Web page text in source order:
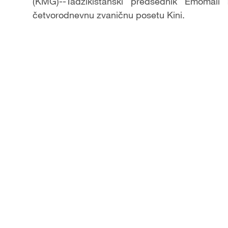
četvorodnevnu zvaničnu posetu Kini.